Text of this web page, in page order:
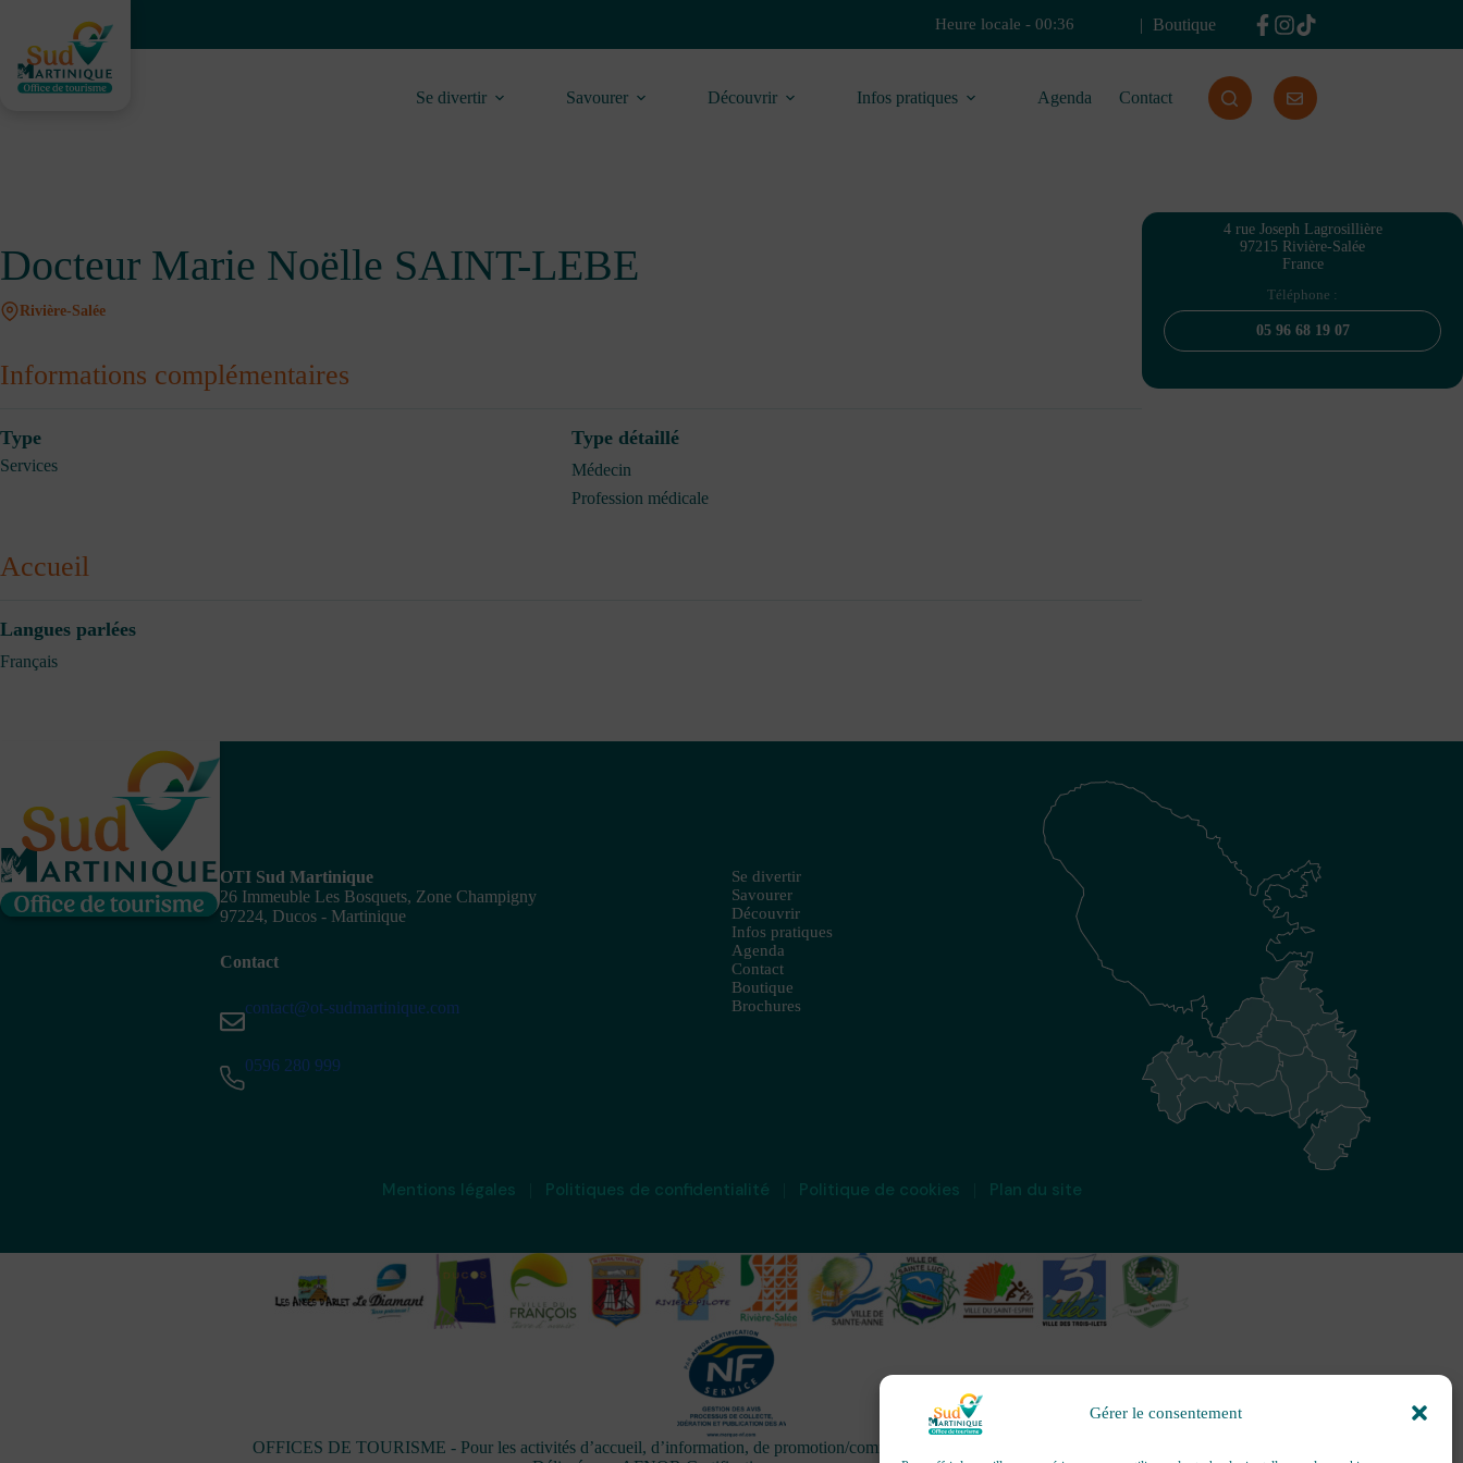
Gérer le consentement
contenu
Heure locale - 00:36 Boutique
Se divertir Savourer Découvrir Infos pratiques Agenda Contact
Docteur Marie Noëlle SAINT-LEBE
Rivière-Salée
Informations complémentaires
Type
Services
Type détaillé
Médecin
Profession médicale
Accueil
Langues parlées
Français
4 rue Joseph Lagrosillière
97215 Rivière-Salée
France
Téléphone :
05 96 68 19 07
OTI Sud Martinique
26 Immeuble Les Bosquets, Zone Champigny
97224, Ducos - Martinique
Contact
contact@ot-sudmartinique.com
0596 280 999
Se divertir
Savourer
Découvrir
Infos pratiques
Agenda
Contact
Boutique
Brochures
Mentions légales Politiques de confidentialité Politique de cookies Plan du site
OFFICES DE TOURISME - Pour les activités d’accueil, d’information, de promotion/communication, de création et gestion d’événements